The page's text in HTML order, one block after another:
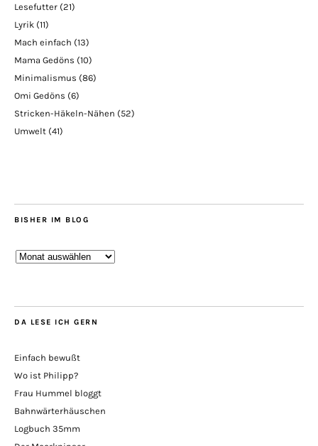
Lesefutter (21)
Lyrik (11)
Mach einfach (13)
Mama Gedöns (10)
Minimalismus (86)
Omi Gedöns (6)
Stricken-Häkeln-Nähen (52)
Umwelt (41)
BISHER IM BLOG
Bisher
DA LESE ICH GERN
Einfach bewußt
Wo ist Philipp?
Frau Hummel bloggt
Bahnwärterhäuschen
Logbuch 35mm